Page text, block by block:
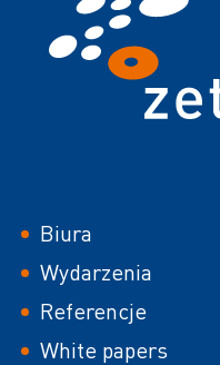
Footer
Biura
Wydarzenia
Referencje
White papers